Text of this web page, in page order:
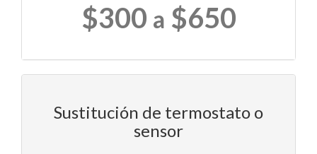
$300 a $650
Sustitución de termostato o
sensor